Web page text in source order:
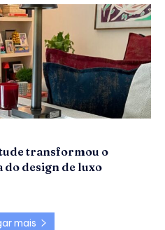
transformou o
design de luxo
mais